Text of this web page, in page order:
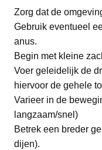
Zorg dat de
Gebruik eventueel
anus.
Begin met kleine
Voer geleidelijk de
hiervoor de gehele
Varieer in de
langzaam/snel)
Betrek een breder
dijen).